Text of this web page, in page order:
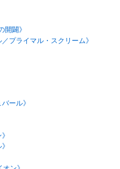
開闢》
プライマル・スクリーム》
ール》